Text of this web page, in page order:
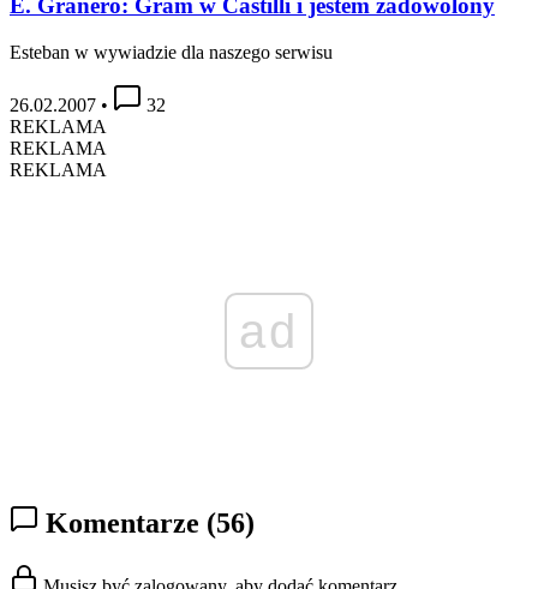
E. Granero: Gram w Castilli i jestem zadowolony
Esteban w wywiadzie dla naszego serwisu
26.02.2007 •
32
REKLAMA
REKLAMA
REKLAMA
ad
Komentarze (56)